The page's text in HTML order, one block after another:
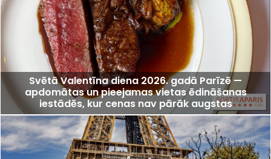
Svētā Valentīna diena 2026. gadā Parīzē —
apdomātas un pieejamas vietas ēdināšanas
iestādēs, kur cenas nav pārāk augstas